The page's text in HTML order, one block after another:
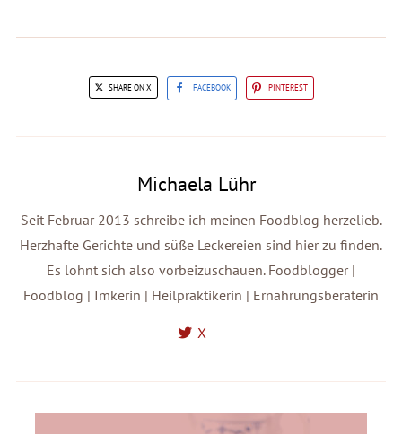
SHARE ON X FACEBOOK PINTEREST
Michaela Lühr
Seit Februar 2013 schreibe ich meinen Foodblog herzelieb.
Herzhafte Gerichte und süße Leckereien sind hier zu finden.
Es lohnt sich also vorbeizuschauen. Foodblogger |
Foodblog | Imkerin | Heilpraktikerin | Ernährungsberaterin
X